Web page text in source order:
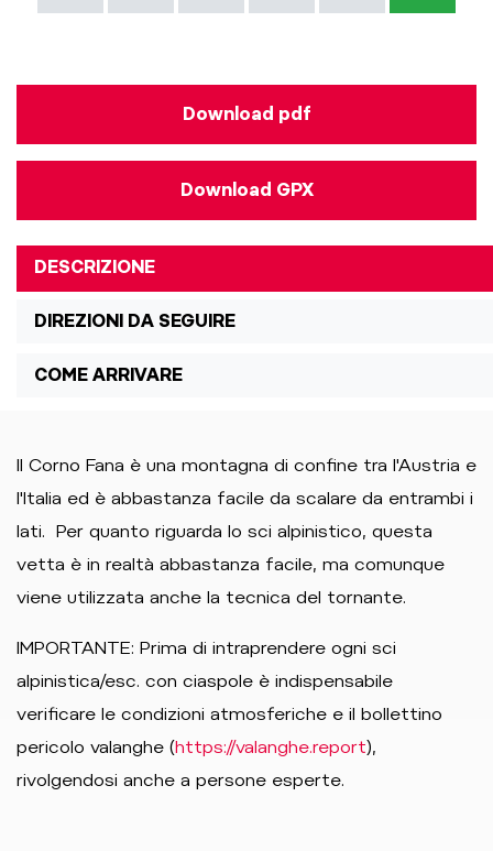
Download pdf
Download GPX
DESCRIZIONE
DIREZIONI DA SEGUIRE
COME ARRIVARE
Il Corno Fana è una montagna di confine tra l'Austria e
l'Italia ed è abbastanza facile da scalare da entrambi i
lati. Per quanto riguarda lo sci alpinistico, questa
vetta è in realtà abbastanza facile, ma comunque
viene utilizzata anche la tecnica del tornante.
IMPORTANTE: Prima di intraprendere ogni sci
alpinistica/esc. con ciaspole è indispensabile
verificare le condizioni atmosferiche e il bollettino
pericolo valanghe (https://valanghe.report),
rivolgendosi anche a persone esperte.